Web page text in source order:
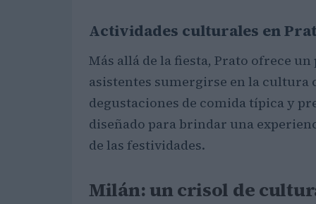
Actividades culturales en
Más allá de la fiesta, Prato ofrece
asistentes sumergirse en la cultura
degustaciones de comida típica y
diseñado para brindar una
de las festividades.
Milán: un crisol de